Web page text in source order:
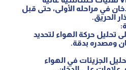
في مراحله الأولى، حتى قبل
الحريق.
:
تحليل حركة الهواء لتحديد
ومصدره بدقة.
الجزيئات في الهواء